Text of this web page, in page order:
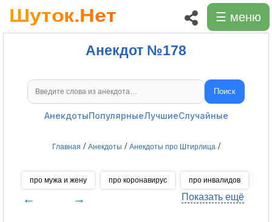
☰ меню
Анекдот №178
Поиск анекдотов Поиск
АнекдотыПопулярныеЛучшиеСлучайные
Главная / Анекдоты / Анекдоты про Штирлица /
про мужа и жену про коронавирус про инвалидов
← → Показать ещё